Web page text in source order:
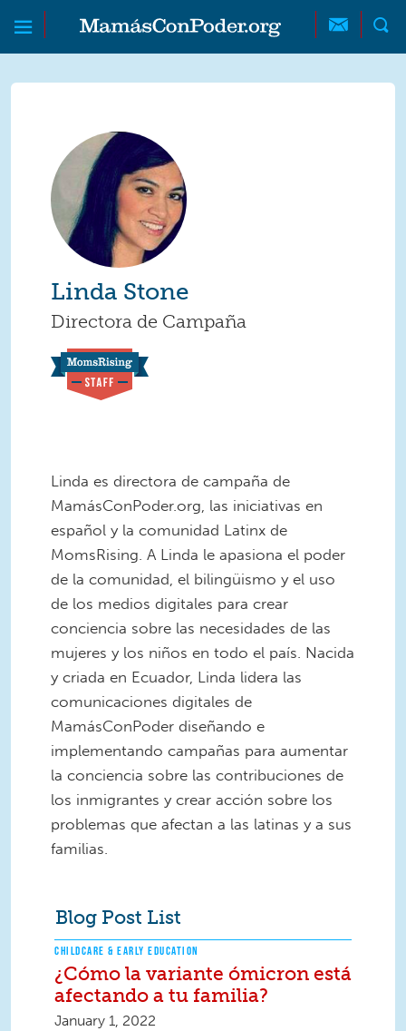
Skip to main content
Skip to main content
MamásConPoder
Linda Stone
Directora de Campaña
Linda es directora de campaña de
MamásConPoder.org, las iniciativas en
español y la comunidad Latinx de
MomsRising. A Linda le apasiona el poder
de la comunidad, el bilingüismo y el uso
de los medios digitales para crear
conciencia sobre las necesidades de las
mujeres y los niños en todo el país. Nacida
y criada en Ecuador, Linda lidera las
comunicaciones digitales de
MamásConPoder diseñando e
implementando campañas para aumentar
la conciencia sobre las contribuciones de
los inmigrantes y crear acción sobre los
problemas que afectan a las latinas y a sus
familias.
Blog Post List
CHILDCARE & EARLY EDUCATION
¿Cómo la variante ómicron está
afectando a tu familia?
January 1, 2022